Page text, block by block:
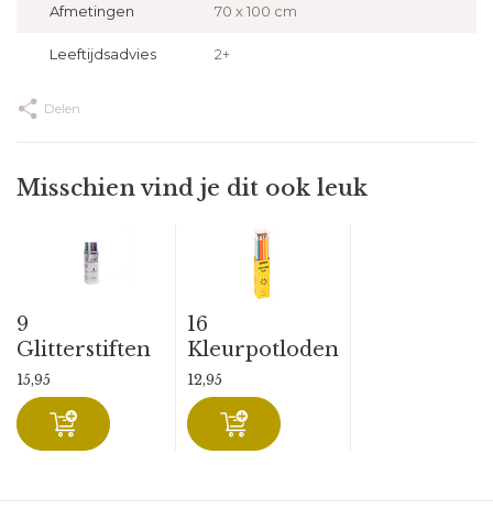
Afmetingen 70 x 100 cm
Leeftijdsadvies 2+
Delen
Misschien vind je dit ook leuk
9
Glitterstiften
15,95
16
Kleurpotloden
12,95